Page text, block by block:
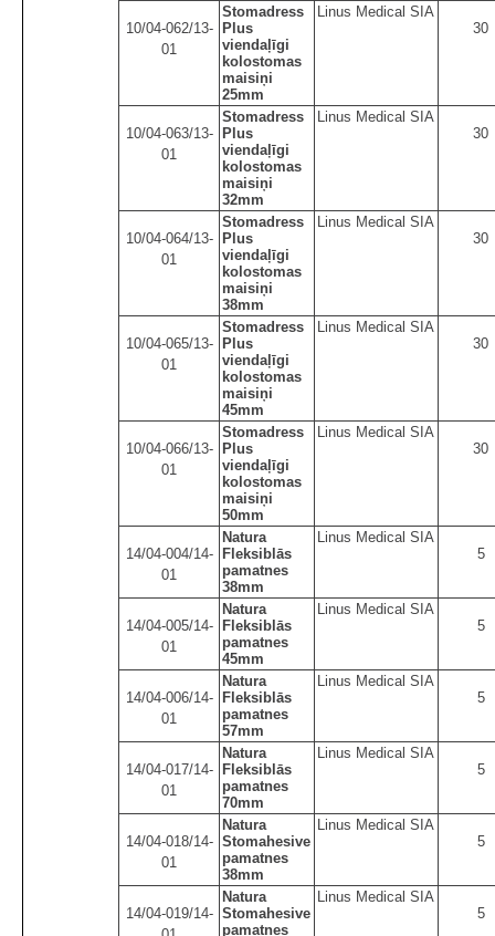
10/04-062/13-
01
Stomadress
Plus
viendaļīgi
kolostomas
maisiņi
25mm
Linus Medical SIA
30
10/04-063/13-
01
Stomadress
Plus
viendaļīgi
kolostomas
maisiņi
32mm
Linus Medical SIA
30
10/04-064/13-
01
Stomadress
Plus
viendaļīgi
kolostomas
maisiņi
38mm
Linus Medical SIA
30
10/04-065/13-
01
Stomadress
Plus
viendaļīgi
kolostomas
maisiņi
45mm
Linus Medical SIA
30
10/04-066/13-
01
Stomadress
Plus
viendaļīgi
kolostomas
maisiņi
50mm
Linus Medical SIA
30
14/04-004/14-
01
Natura
Fleksiblās
pamatnes
38mm
Linus Medical SIA
5
14/04-005/14-
01
Natura
Fleksiblās
pamatnes
45mm
Linus Medical SIA
5
14/04-006/14-
01
Natura
Fleksiblās
pamatnes
57mm
Linus Medical SIA
5
14/04-017/14-
01
Natura
Fleksiblās
pamatnes
70mm
Linus Medical SIA
5
14/04-018/14-
01
Natura
Stomahesive
pamatnes
38mm
Linus Medical SIA
5
14/04-019/14-
Natura
Stomahesive
pamatnes
Linus Medical SIA
5